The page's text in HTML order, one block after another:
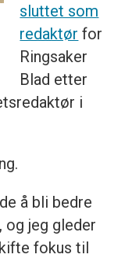
sluttet som
redaktør for
Ringsaker
Blad etter
i
å bli bedre
jeg gleder
fokus til